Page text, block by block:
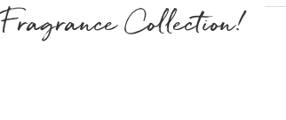
Fragrance Collection!